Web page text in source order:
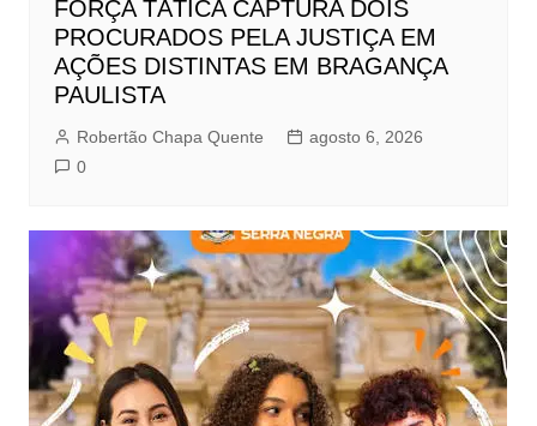
FORÇA TÁTICA CAPTURA DOIS
PROCURADOS PELA JUSTIÇA EM
AÇÕES DISTINTAS EM BRAGANÇA
PAULISTA
Robertão Chapa Quente
agosto 6, 2026
0